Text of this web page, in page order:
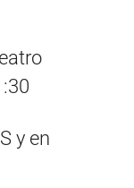
y en